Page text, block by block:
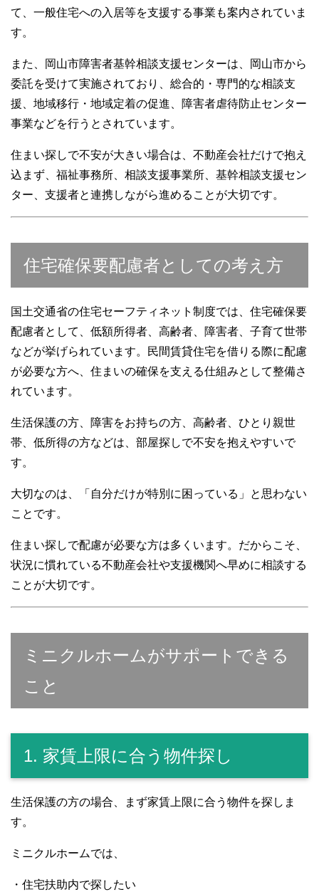
て、一般住宅への入居等を支援する事業も案内されていま
す。
また、岡山市障害者基幹相談支援センターは、岡山市から
委託を受けて実施されており、総合的・専門的な相談支
援、地域移行・地域定着の促進、障害者虐待防止センター
事業などを行うとされています。
住まい探しで不安が大きい場合は、不動産会社だけで抱え
込まず、福祉事務所、相談支援事業所、基幹相談支援セン
ター、支援者と連携しながら進めることが大切です。
住宅確保要配慮者としての考え方
国土交通省の住宅セーフティネット制度では、住宅確保要
配慮者として、低額所得者、高齢者、障害者、子育て世帯
などが挙げられています。民間賃貸住宅を借りる際に配慮
が必要な方へ、住まいの確保を支える仕組みとして整備さ
れています。
生活保護の方、障害をお持ちの方、高齢者、ひとり親世
帯、低所得の方などは、部屋探しで不安を抱えやすいで
す。
大切なのは、「自分だけが特別に困っている」と思わない
ことです。
住まい探しで配慮が必要な方は多くいます。だからこそ、
状況に慣れている不動産会社や支援機関へ早めに相談する
ことが大切です。
ミニクルホームがサポートできる
こと
1. 家賃上限に合う物件探し
生活保護の方の場合、まず家賃上限に合う物件を探しま
す。
ミニクルホームでは、
・住宅扶助内で探したい